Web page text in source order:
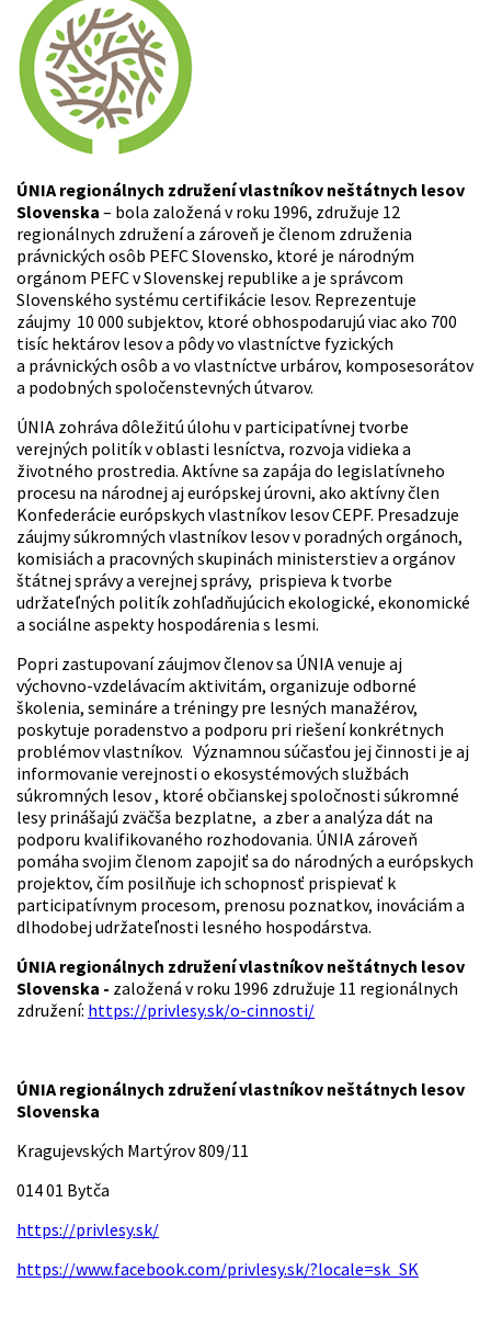
ÚNIA regionálnych združení vlastníkov neštátnych lesov
Slovenska – bola založená v roku 1996, združuje 12
regionálnych združení a zároveň je členom združenia
právnických osôb PEFC Slovensko, ktoré je národným
orgánom PEFC v Slovenskej republike a je správcom
Slovenského systému certifikácie lesov. Reprezentuje
záujmy 10 000 subjektov, ktoré obhospodarujú viac ako 700
tisíc hektárov lesov a pôdy vo vlastníctve fyzických
a právnických osôb a vo vlastníctve urbárov, komposesorátov
a podobných spoločenstevných útvarov.
ÚNIA zohráva dôležitú úlohu v participatívnej tvorbe
verejných politík v oblasti lesníctva, rozvoja vidieka a
životného prostredia. Aktívne sa zapája do legislatívneho
procesu na národnej aj európskej úrovni, ako aktívny člen
Konfederácie európskych vlastníkov lesov CEPF. Presadzuje
záujmy súkromných vlastníkov lesov v poradných orgánoch,
komisiách a pracovných skupinách ministerstiev a orgánov
štátnej správy a verejnej správy, prispieva k tvorbe
udržateľných politík zohľadňujúcich ekologické, ekonomické
a sociálne aspekty hospodárenia s lesmi.
Popri zastupovaní záujmov členov sa ÚNIA venuje aj
výchovno-vzdelávacím aktivitám, organizuje odborné
školenia, semináre a tréningy pre lesných manažérov,
poskytuje poradenstvo a podporu pri riešení konkrétnych
problémov vlastníkov. Významnou súčasťou jej činnosti je aj
informovanie verejnosti o ekosystémových službách
súkromných lesov , ktoré občianskej spoločnosti súkromné
lesy prinášajú zväčša bezplatne, a zber a analýza dát na
podporu kvalifikovaného rozhodovania. ÚNIA zároveň
pomáha svojim členom zapojiť sa do národných a európskych
projektov, čím posilňuje ich schopnosť prispievať k
participatívnym procesom, prenosu poznatkov, inováciám a
dlhodobej udržateľnosti lesného hospodárstva.
ÚNIA regionálnych združení vlastníkov neštátnych lesov
Slovenska - založená v roku 1996 združuje 11 regionálnych
združení: https://privlesy.sk/o-cinnosti/
ÚNIA regionálnych združení vlastníkov neštátnych lesov
Slovenska
Kragujevských Martýrov 809/11
014 01 Bytča
https://privlesy.sk/
https://www.facebook.com/privlesy.sk/?locale=sk_SK